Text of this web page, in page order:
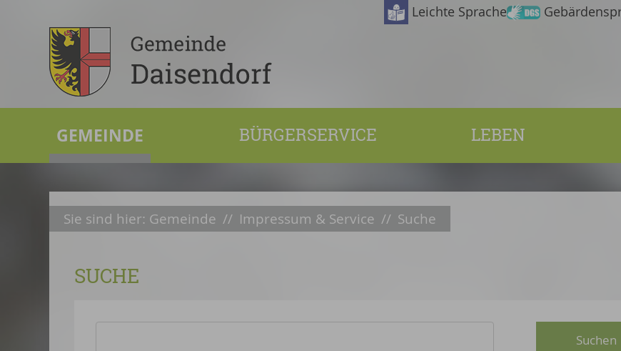
Leichte Sprache
GEMEINDE BÜRGERSERVICE LEBEN
Sie sind hier: Gemeinde // Impressum & Service // Suche
SUCHE